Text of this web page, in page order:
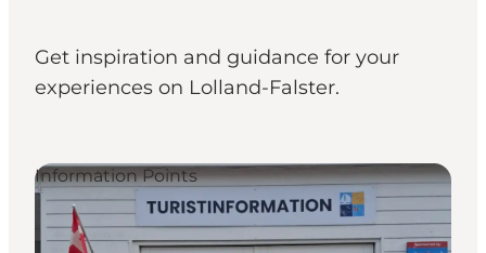
Quoi faire
Hébergements
Planifiez votre voyage
Get inspiration and guidance for your
experiences on Lolland-Falster.
Information Points